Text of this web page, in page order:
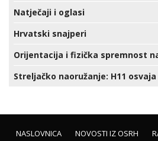
Natječaji i oglasi
Hrvatski snajperi
Orijentacija i fizička spremnost
Streljačko naoružanje: H11
NASLOVNICA NOVOSTI IZ OSRH